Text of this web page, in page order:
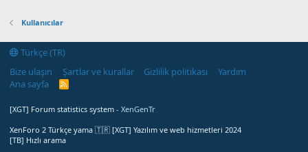
Kullanıcılar
Türkçe (TR)
Bize ulaşın
Şartlar ve kurallar Gizlilik politikası
Yardım
Ana sayfa
R
[XGT] Forum statistics system - XenGenTr
XenForo 2 Türkçe yama 🇹🇷 [XGT] Yazılım ve web hizmetleri 2024
[TB] Hızlı arama